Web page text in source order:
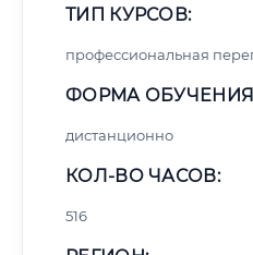
ТИП КУРСОВ:
профессиональная
ФОРМА
дистанционно
КОЛ-ВО ЧАСОВ:
516